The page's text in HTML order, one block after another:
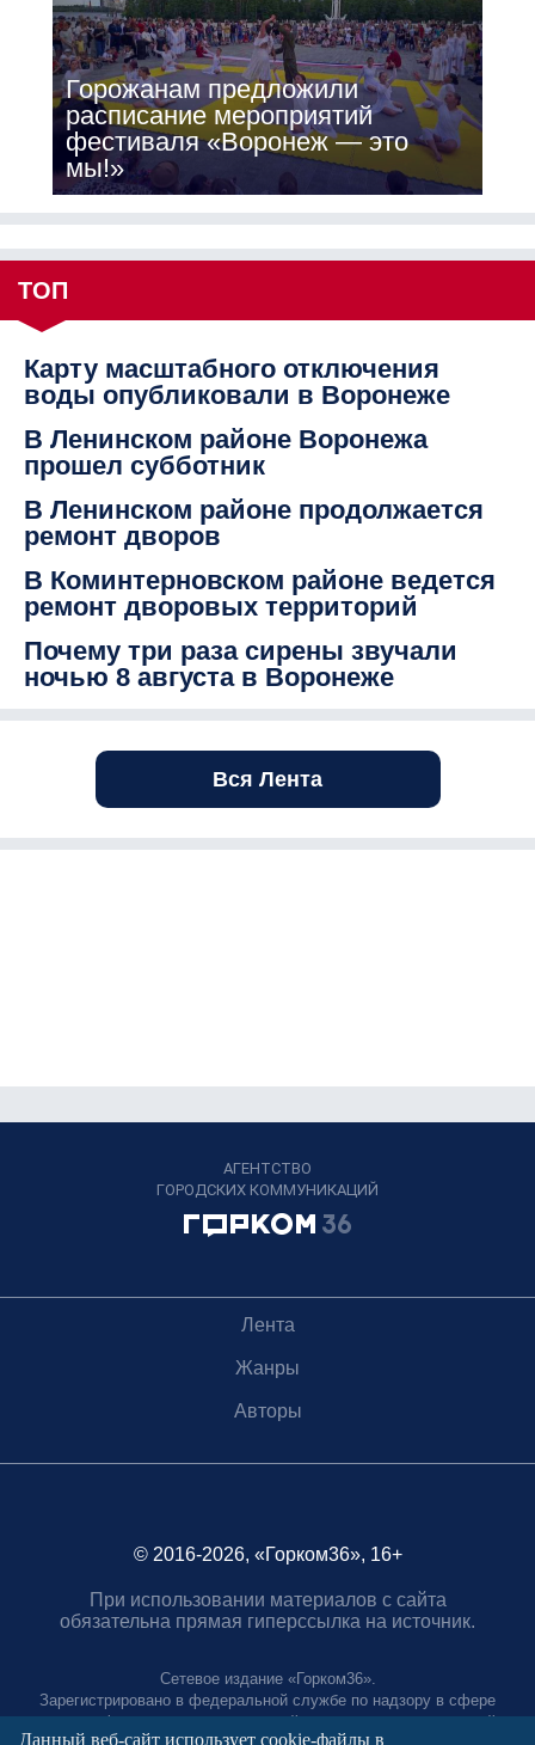
Горожанам предложили
расписание мероприятий
фестиваля «Воронеж — это
мы!»
ТОП
Карту масштабного отключения
воды опубликовали в Воронеже
В Ленинском районе Воронежа
прошел субботник
В Ленинском районе продолжается
ремонт дворов
В Коминтерновском районе ведется
ремонт дворовых территорий
Почему три раза сирены звучали
ночью 8 августа в Воронеже
Вся Лента
АГЕНТСТВО
ГОРОДСКИХ КОММУНИКАЦИЙ
Лента
Жанры
Авторы
© 2016-2026, «Горком36», 16+
При использовании материалов с сайта
обязательна прямая гиперссылка на источник.
Сетевое издание «Горком36».
Зарегистрировано в федеральной службе по надзору в сфере
связи, информационных технологий и массовых коммуникаций.
Данный веб-сайт использует cookie-файлы в